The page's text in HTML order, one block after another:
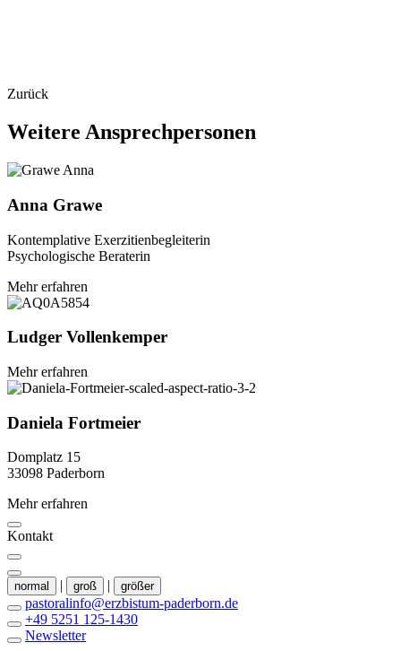
Zurück
Weitere Ansprechpersonen
Anna Grawe
Kontemplative Exerzitienbegleiterin
Psychologische Beraterin
Mehr erfahren
Ludger Vollenkemper
Mehr erfahren
Daniela Fortmeier
Domplatz 15
33098 Paderborn
Mehr erfahren
Kontakt
normal groß größer
pastoralinfo@erzbistum-paderborn.de
+49 5251 125-1430
Newsletter